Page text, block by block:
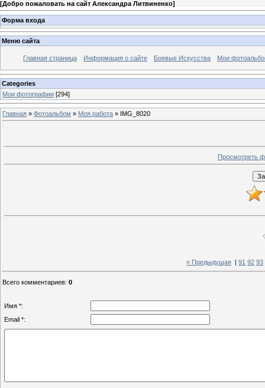
[Добро пожаловать на сайт Александра Литвиненко]
Форма входа
Меню сайта
Главная страница Информация о сайте Боевые Искусства Мои
Categories
Мои фотографии [294]
Главная » Фотоальбом » Моя работа » IMG_8020
Просмотреть
« Предыдущая 91 92 93
Всего комментариев: 0
Имя *:
Email *: